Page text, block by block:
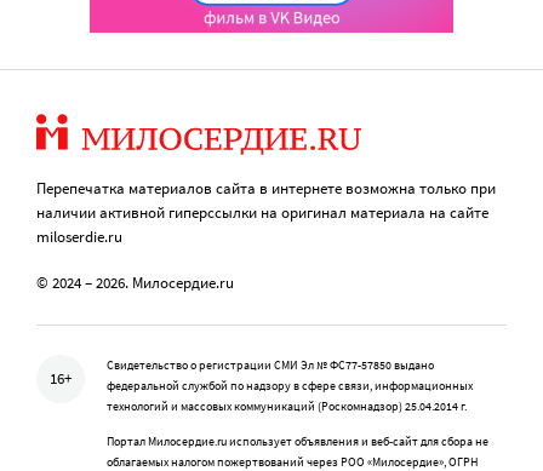
Перепечатка материалов сайта в интернете возможна только при
наличии активной гиперссылки на оригинал материала на сайте
miloserdie.ru
© 2024 – 2026. Милосердие.ru
16+
Свидетельство о регистрации СМИ Эл № ФС77-57850 выдано
федеральной службой по надзору в сфере связи, информационных
технологий и массовых коммуникаций (Роскомнадзор) 25.04.2014 г.
Портал Милосердие.ru использует объявления и веб-сайт для сбора не
облагаемых налогом пожертвований через РОО «Милосердие», ОГРН